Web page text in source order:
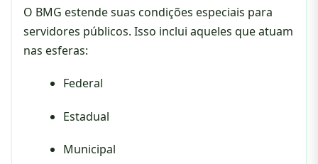
O BMG estende suas condições especiais para
servidores públicos. Isso inclui aqueles que atuam
nas esferas:
Federal
Estadual
Municipal